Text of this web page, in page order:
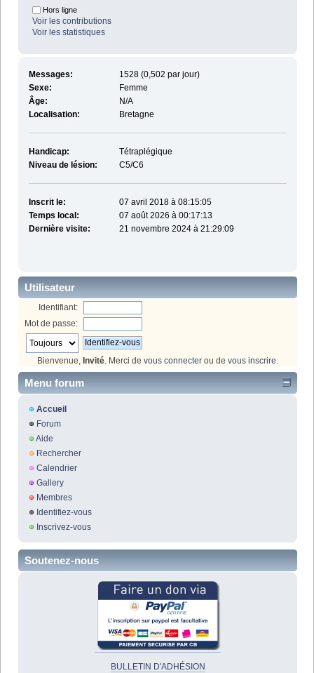
Hors ligne
Voir les contributions
Voir les statistiques
Messages:
1528 (0,502 par jour)
Sexe:
Femme
Âge:
N/A
Localisation:
Bretagne
Handicap:
Tétraplégique
Niveau de lésion:
C5/C6
Inscrit le:
07 avril 2018 à 08:15:05
Temps local:
07 août 2026 à 00:17:13
Dernière visite:
21 novembre 2024 à 21:29:09
Utilisateur
Identifiant:
Mot de passe:
Bienvenue, Invité . Merci de vous connecter ou de vous inscrire
Menu forum
Accueil
Forum
Aide
Rechercher
Calendrier
Gallery
Membres
Identifiez-vous
Inscrivez-vous
Soutenez-nous
BULLETIN D'ADHÉSION